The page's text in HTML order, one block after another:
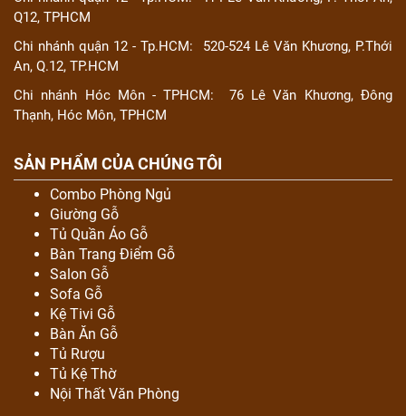
Q12, TPHCM
Chi nhánh quận 12 - Tp.HCM:
520-524 Lê Văn Khương, P.Thới
An, Q.12, TP.HCM
Chi nhánh Hóc Môn - TPHCM:
76 Lê Văn Khương, Đông
Thạnh, Hóc Môn, TPHCM
SẢN PHẨM CỦA CHÚNG TÔI
Combo Phòng Ngủ
Giường Gỗ
Tủ Quần Áo Gỗ
Bàn Trang Điểm Gỗ
Salon Gỗ
Sofa Gỗ
Kệ Tivi Gỗ
Bàn Ăn Gỗ
Tủ Rượu
Tủ Kệ Thờ
Nội Thất Văn Phòng